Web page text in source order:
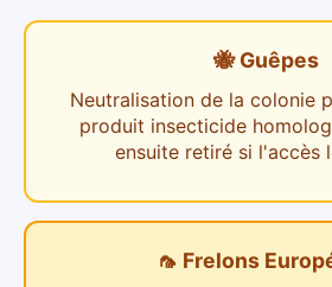
🐝 Guêpes
Neutralisation de la colonie
produit insecticide
ensuite retiré si l'accès
🦟 Frelons